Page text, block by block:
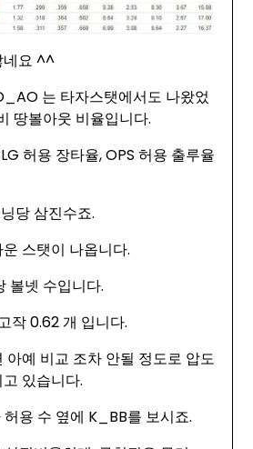
네요 ^^
는 타자스탯에서도 나왔었
땅볼아웃 비율입니다.
허용 장타율, OPS 허용 출루율
당 삼진수죠.
스탯이 나옵니다.
볼넷 수입니다.
작 0.62 개 입니다.
아예 비교 조차 안될 정도로 압도
있습니다.
용 수 옆에 K_BB를 보시죠.